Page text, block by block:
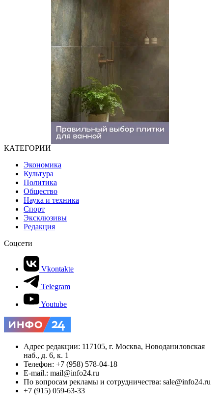
КАТЕГОРИИ
Экономика
Культура
Политика
Общество
Наука и техника
Спорт
Эксклюзивы
Редакция
Соцсети
Vkontakte
Telegram
Youtube
Адрес редакции: 117105, г. Москва, Новоданиловская
наб., д. 6, к. 1
Телефон: +7 (958) 578-04-18
E-mail.: mail@info24.ru
По вопросам рекламы и сотрудничества: sale@info24.ru
+7 (915) 059-63-33